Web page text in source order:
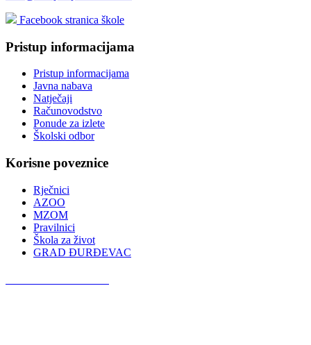
Facebook stranica škole
Pristup informacijama
Pristup informacijama
Javna nabava
Natječaji
Računovodstvo
Ponude za izlete
Školski odbor
Korisne poveznice
Rječnici
AZOO
MZOM
Pravilnici
Škola za život
GRAD ĐURĐEVAC